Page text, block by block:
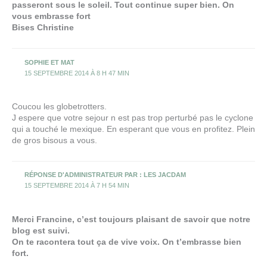
passeront sous le soleil. Tout continue super bien. On
vous embrasse fort
Bises Christine
SOPHIE ET MAT
15 SEPTEMBRE 2014 À 8 H 47 MIN
Coucou les globetrotters.
J espere que votre sejour n est pas trop perturbé pas le cyclone
qui a touché le mexique. En esperant que vous en profitez. Plein
de gros bisous a vous.
RÉPONSE D'ADMINISTRATEUR PAR : LES JACDAM
15 SEPTEMBRE 2014 À 7 H 54 MIN
Merci Francine, c’est toujours plaisant de savoir que notre
blog est suivi.
On te racontera tout ça de vive voix. On t’embrasse bien
fort.